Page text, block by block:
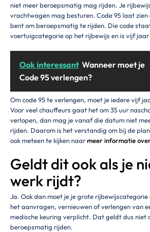
niet meer beroepsmatig mag rijden. Je
vrachtwagen mag besturen. Code 95 laat
bent om beroepsmatig te rijden. Die code
voertuigcategorie op het rijbewijs en is vijf
Ook interessant Wanneer moet je
Code 95 verlengen?
Om code 95 te verlengen, moet je iedere vijf
Voor veel chauffeurs gaat het om 35 uur
verlopen, dan mag je vanaf die datum niet
rijden. Daarom is het verstandig om bij de
ook meteen te kijken naarmeer informatie
Geldt dit ook als je
werk rijdt?
Ja. Ook dan moet je je grote
het aanvragen, vernieuwen of verlengen van
medische keuring verplicht. Dat geldt dus niet
beroepsmatig rijden.